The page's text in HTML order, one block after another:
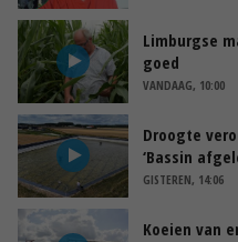
Limburgse
goed
VANDAAG, 10:00
Droogte
‘Bassin
GISTEREN, 14:06
Koeien van